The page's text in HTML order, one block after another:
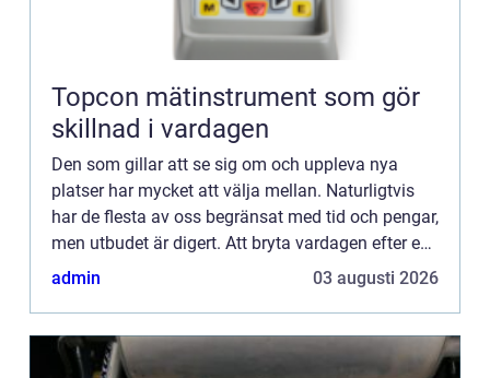
Topcon mätinstrument som gör
skillnad i vardagen
Den som gillar att se sig om och uppleva nya
platser har mycket att välja mellan. Naturligtvis
har de flesta av oss begränsat med tid och pengar,
men utbudet är digert. Att bryta vardagen efter en
tids gnetande och sparande för en...
admin 03 augusti 2026